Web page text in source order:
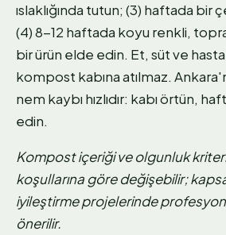
ıslaklığında tutun; (3) haftada bir
(4) 8-12 haftada koyu renkli,
bir ürün elde edin. Et, süt ve
kompost kabına atılmaz.
nem kaybı hızlıdır: kabı örtün,
edin.
Kompost içeriği ve olgunluk
koşullarına göre değişebilir;
iyileştirme projelerinde
önerilir.